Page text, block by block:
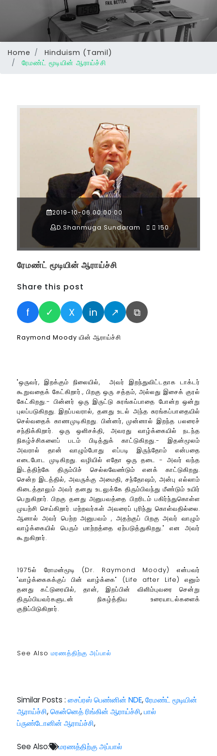
Home
Hinduism (Tamil)
ரேமண்ட் மூடியின் ஆராய்ச்சி
2019-10-06 00:00:00
D.Shanmuga Sundaram
150
ரேமண்ட் மூடியின் ஆராய்ச்சி
Share this post
f ✓ X in ↗ ⧉
Raymond Moody யின் ஆராய்ச்சி
"ஒருவர், இறக்கும் நிலையில், அவர் இறந்துவிட்டதாக டாக்டர்
கூறுவதைக் கேட்கிறார்., பிறகு ஒரு சத்தம், அல்லது இசைக் குரல்
கேட்கிறது.- பின்னர் ஒரு இருட்டு சுரங்கப்பாதை போன்ற ஒன்று
புலப்படுகிறது. இறப்பவரால், தனது உடல் அந்த சுரங்கப்பாதையில்
செல்வதைக் காணமுடிகிறது. பின்னர், முன்னால் இறந்த பலரைச்
சந்திக்கிறார். ஒரு ஒளிசக்தி, அவரது வாழ்க்கையில் நடந்த
நிகழ்ச்சிகளைப் படம் பிடித்துக் காட்டுகிறது.- இதன்மூலம்
அவரால் தான் வாழும்போது எப்படி இருந்தோம் என்பதை
எடைபோட முடிகிறது. வழியில் எதோ ஒரு தடை - அவர் வந்த
இடத்திற்கே திரும்பிச் செல்லவேண்டும் எனக் காட்டுகிறது.
சென்ற இடத்தில், அவருக்கு அமைதி, சந்தோஷம், அன்பு எல்லாம்
கிடைத்தாலும் அவர் தனது உடலுக்கே திரும்பிவந்து மீண்டும் உயிர்
பெறுகிறார். பிறகு தனது அனுபவத்தை பிறரிடம் பகிர்ந்துகொள்ள
முயற்சி செய்கிறார். மற்றவர்கள் அவரைப் புரிந்து கொள்வதில்லை.
ஆனால் அவர் பெற்ற அனுபவம் , அதற்குப் பிறகு அவர் வாழும்
வாழ்க்கையில் பெரும் மாற்றத்தை ஏற்படுத்துகிறது." என அவர்
கூறுகிறார்.
1975ல் ரோமன்மூடி (Dr. Raymond Moody) என்பவர்
"வாழ்க்கைகக்குப் பின் வாழ்க்கை" (Life after Life) எனும்
தனது கட்டுரையில், தான், இறப்பின் விளிம்புவரை சென்று
திரும்பியவர்களுடன் நிகழ்த்திய உரையாடல்களைக்
குறிப்பிடுகிறார்.
See Also மரணத்திற்கு அப்பால்
Similar Posts : சைப்ரஸ் பெண்னின் NDE,ரேமண்ட் மூடியின்
ஆராய்ச்சி,கென்னெத் ரிங்கின் ஆராய்ச்சி,பால்
ப்ருண்டோனின் ஆராய்ச்சி,
See Also: மரணத்திற்கு அப்பால்